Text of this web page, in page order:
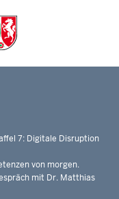
7: Digitale Disruption
von morgen.
mit Dr. Matthias